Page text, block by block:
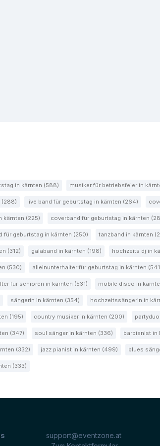
in kärnten (588) musiker für betriebsfeier in
(288) live band für geburtstag in kärnten (264)
kärnten (225) coverband für geburtstag in kärnten
für geburtstag in kärnten (250) tanzband in kärnten
(312) galaband in kärnten (198) hochzeits dj in
(530) alleinunterhalter für geburtstag in kärnten
für senioren in kärnten (531) mobile disco in
sängerin in kärnten (354) hochzeitssängerin in
(195) country musiker in kärnten (200)
(347) soul sänger in kärnten (336) barpianist in
(332) jazz pianist in kärnten (499) blues
(333)
support@eventzone.at